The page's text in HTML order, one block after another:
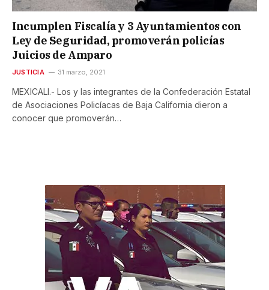
Incumplen Fiscalía y 3 Ayuntamientos con
Ley de Seguridad, promoverán policías
Juicios de Amparo
JUSTICIA 31 marzo, 2021
MEXICALI.- Los y las integrantes de la Confederación Estatal
de Asociaciones Policíacas de Baja California dieron a
conocer que promoverán…